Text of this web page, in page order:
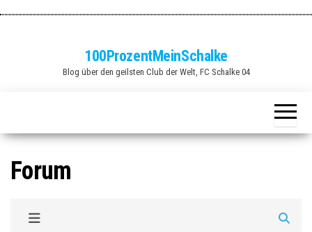
100ProzentMeinSchalke
Blog über den geilsten Club der Welt, FC Schalke 04
Forum